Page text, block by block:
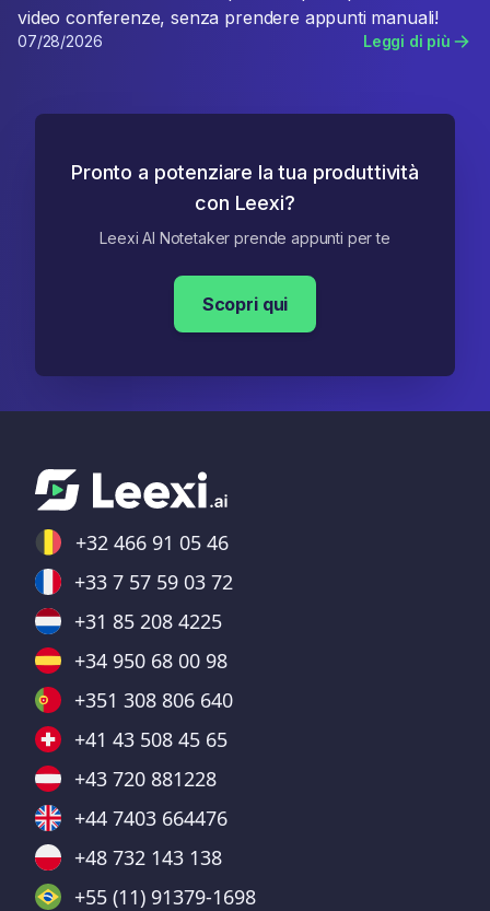
video conferenze, senza prendere appunti manuali!
07/28/2026 Leggi di più
Pronto a potenziare la tua produttività
con Leexi?
Leexi AI Notetaker prende appunti per te
Scopri qui
+32 466 91 05 46
+33 7 57 59 03 72
+31 85 208 4225
+34 950 68 00 98
+351 308 806 640
+41 43 508 45 65
+43 720 881228
+44 7403 664476
+48 732 143 138
+55 (11) 91379-1698